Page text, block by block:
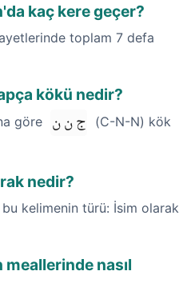
kaç kere geçer?
toplam 7 defa
kökü nedir?
göre ج ن ن
(C-N-N) kök
nedir?
kelimenin türü: İsim olarak
nasıl